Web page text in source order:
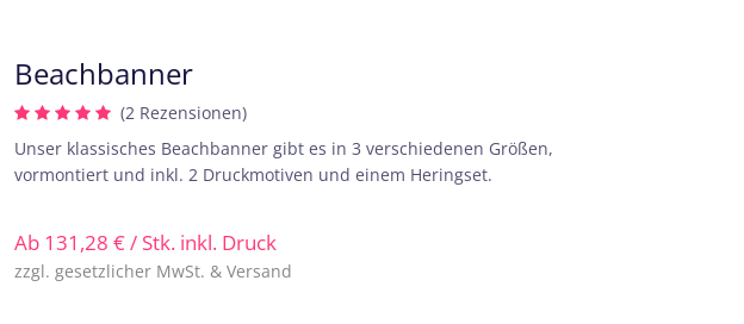
Beachbanner
(2 Rezensionen)
Unser klassisches Beachbanner gibt es in 3 verschiedenen Größen,
vormontiert und inkl. 2 Druckmotiven und einem Heringset.
Ab 131,28 €/ Stk. inkl. Druck
zzgl. gesetzlicher MwSt. & Versand